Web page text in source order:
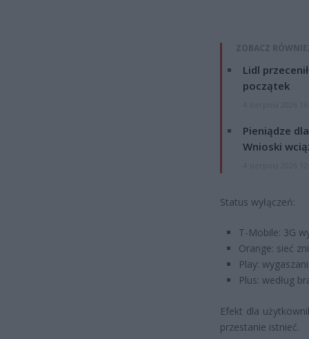
ZOBACZ
Lidl
początek
Pieniądze
Wnioski
Status wyłączeń:
T-Mobile: 3G
Orange: sieć
Play:
Plus: według
Efekt dla
przestanie istnieć.